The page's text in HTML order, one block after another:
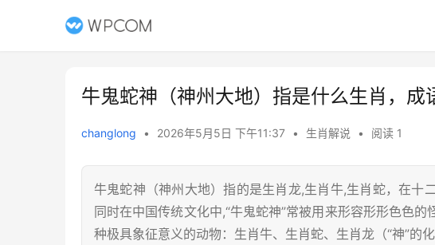
牛鬼蛇神（神州大地）指是什么生肖，成
changlong • 2026年5月5日 下午11:37 • 生肖解说 • 阅读 1
牛鬼蛇神（神州大地）指的是生肖龙,生肖牛,生肖蛇，在十
同时在中国传统文化中,“牛鬼蛇神”常被用来形容形形色色
种极具象征意义的动物：生肖牛、生肖蛇、生肖龙（“神”的